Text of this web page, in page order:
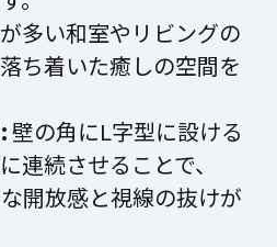
多い和室やリビングの
ち着いた癒しの空間を
壁の角にL字型に設ける
連続させることで、
開放感と視線の抜けが